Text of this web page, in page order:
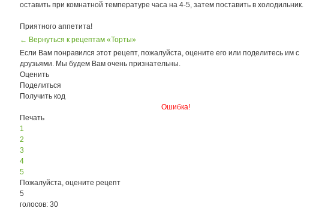
оставить при комнатной температуре часа на 4-5, затем поставить в холодильник.
Приятного аппетита!
← Вернуться к рецептам «Торты»
Если Вам понравился этот рецепт, пожалуйста, оцените его или поделитесь им с
друзьями. Мы будем Вам очень признательны.
Оценить
Поделиться
Получить код
Ошибка!
Печать
1
2
3
4
5
Пожалуйста, оцените рецепт
5
голосов: 30